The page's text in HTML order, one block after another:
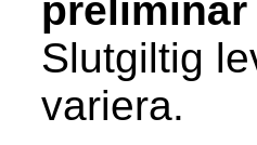
Slutgiltig
variera.